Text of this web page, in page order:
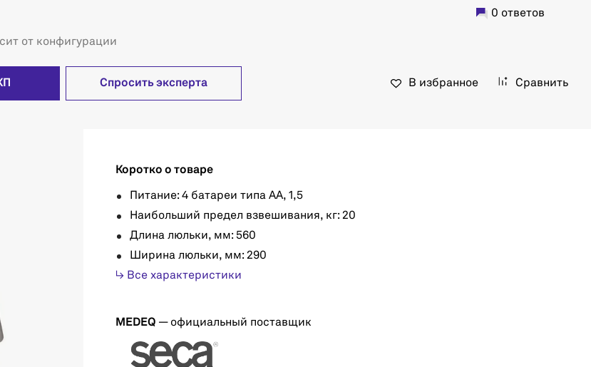
0 ответов
от конфигурации
Спросить эксперта В избранное Сравнить
Коротко о товаре
Питание: 4 батареи типа AA, 1,5
Наибольший предел взвешивания, кг: 20
Длина люльки, мм: 560
Ширина люльки, мм: 290
↳ Все характеристики
MEDEQ — официальный поставщик